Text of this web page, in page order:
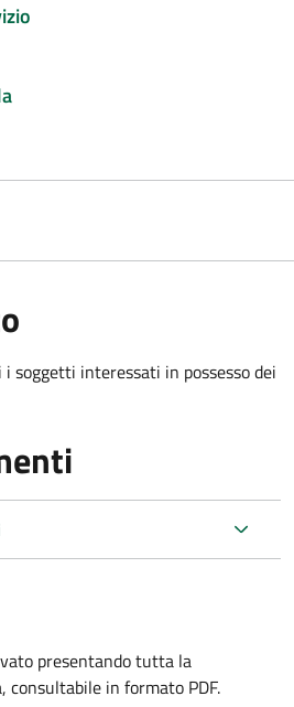
soggetti interessati in possesso dei
presentando tutta la
consultabile in formato PDF.